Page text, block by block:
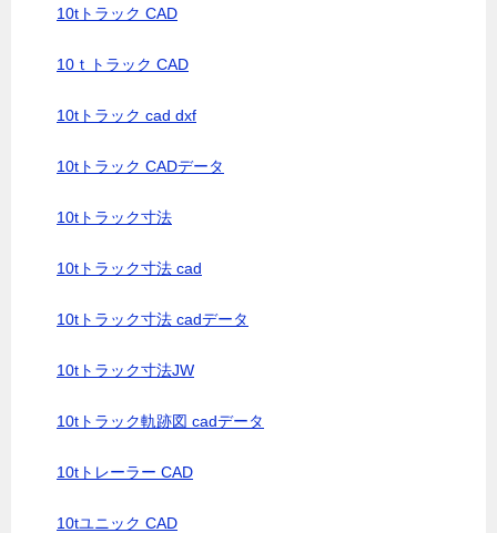
10tトラック CAD
10ｔトラック CAD
10tトラック cad dxf
10tトラック CADデータ
10tトラック寸法
10tトラック寸法 cad
10tトラック寸法 cadデータ
10tトラック寸法JW
10tトラック軌跡図 cadデータ
10tトレーラー CAD
10tユニック CAD